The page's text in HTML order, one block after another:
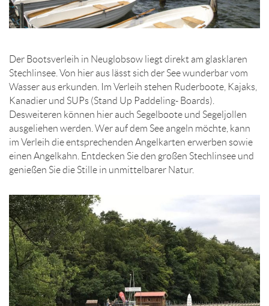
Der Bootsverleih in Neuglobsow liegt direkt am glasklaren
Stechlinsee. Von hier aus lässt sich der See wunderbar vom
Wasser aus erkunden. Im Verleih stehen Ruderboote, Kajaks,
Kanadier und SUPs (Stand Up Paddeling- Boards).
Desweiteren können hier auch Segelboote und Segeljollen
ausgeliehen werden. Wer auf dem See angeln möchte, kann
im Verleih die entsprechenden Angelkarten erwerben sowie
einen Angelkahn. Entdecken Sie den großen Stechlinsee und
genießen Sie die Stille in unmittelbarer Natur.